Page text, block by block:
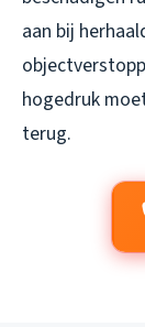
aan bij
hogedruk
terug.